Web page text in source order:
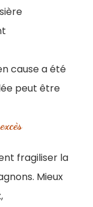
cause a été
peut être
fragiliser la
Mieux